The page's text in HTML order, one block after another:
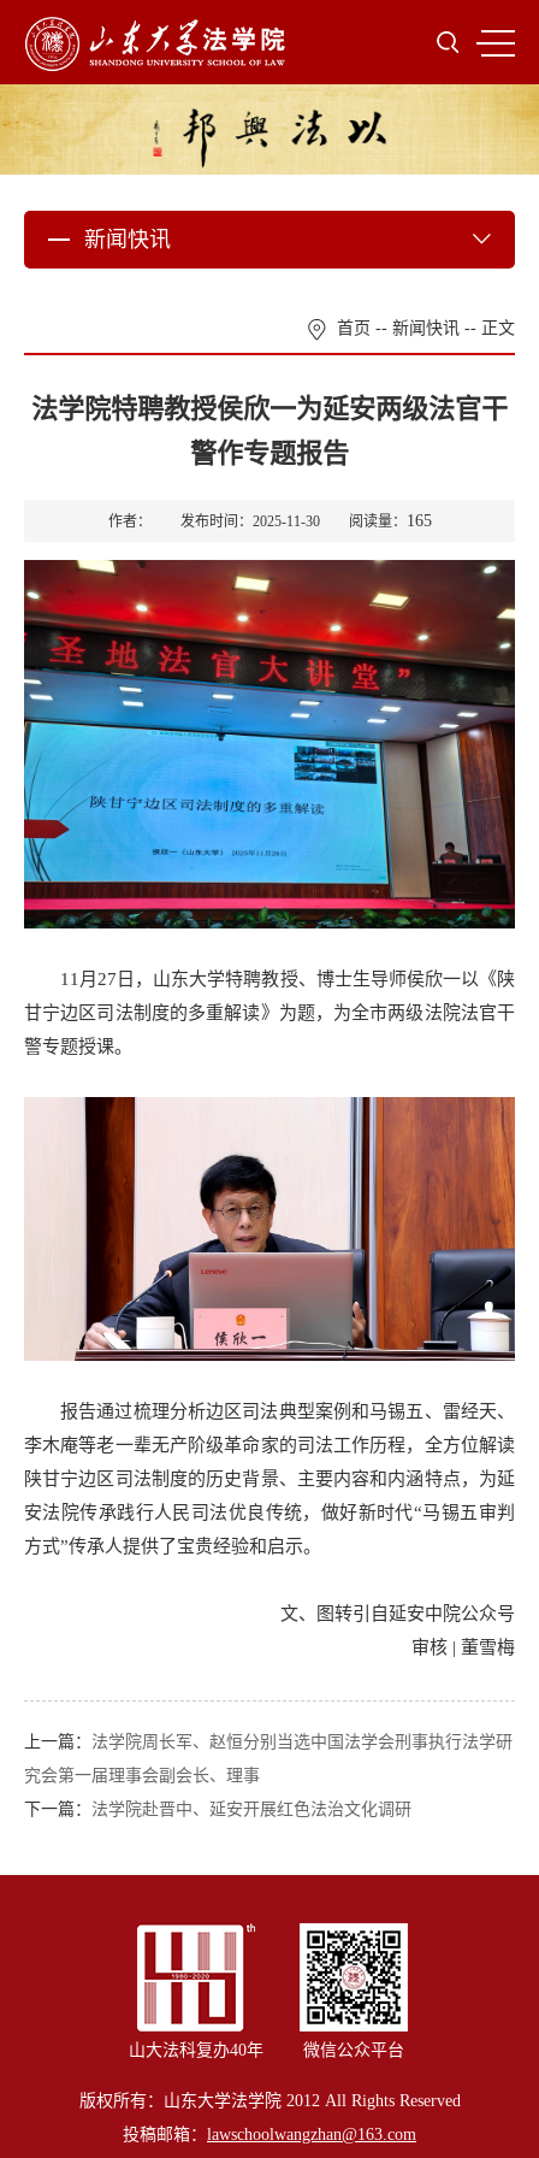
新闻快讯
首页 -- 新闻快讯 -- 正文
法学院特聘教授侯欣一为延安两级法官干
警作专题报告
作者： 发布时间：2025-11-30 阅读量： 165
11月27日，山东大学特聘教授、博士生导师侯欣一以《陕
甘宁边区司法制度的多重解读》为题，为全市两级法院法官干
警专题授课。
报告通过梳理分析边区司法典型案例和马锡五、雷经天、
李木庵等老一辈无产阶级革命家的司法工作历程，全方位解读
陕甘宁边区司法制度的历史背景、主要内容和内涵特点，为延
安法院传承践行人民司法优良传统，做好新时代“马锡五审判
方式”传承人提供了宝贵经验和启示。
文、图转引自延安中院公众号
审核 | 董雪梅
上一篇： 法学院周长军、赵恒分别当选中国法学会刑事执行法学研
究会第一届理事会副会长、理事
下一篇： 法学院赴晋中、延安开展红色法治文化调研
山大法科复办40年 微信公众平台
版权所有：山东大学法学院 2012 All Rights Reserved
投稿邮箱： lawschoolwangzhan@163.com